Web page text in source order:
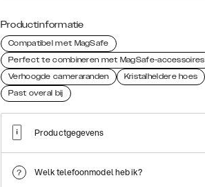
Productinformatie
Compatibel met MagSafe
Perfect te combineren met MagSafe-accessoires
Verhoogde cameraranden
Kristalheldere hoes
Past overal bij
Productgegevens
Welk telefoonmodel heb ik?